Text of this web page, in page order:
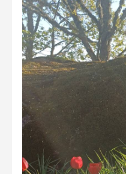
Не учитываются 2024
Видео 2024
Фотоконкурс 2023
Не учитываются 2023
Видео 2023
Фотоконкурс 2022
Не учитываются 2022
Видео 2022